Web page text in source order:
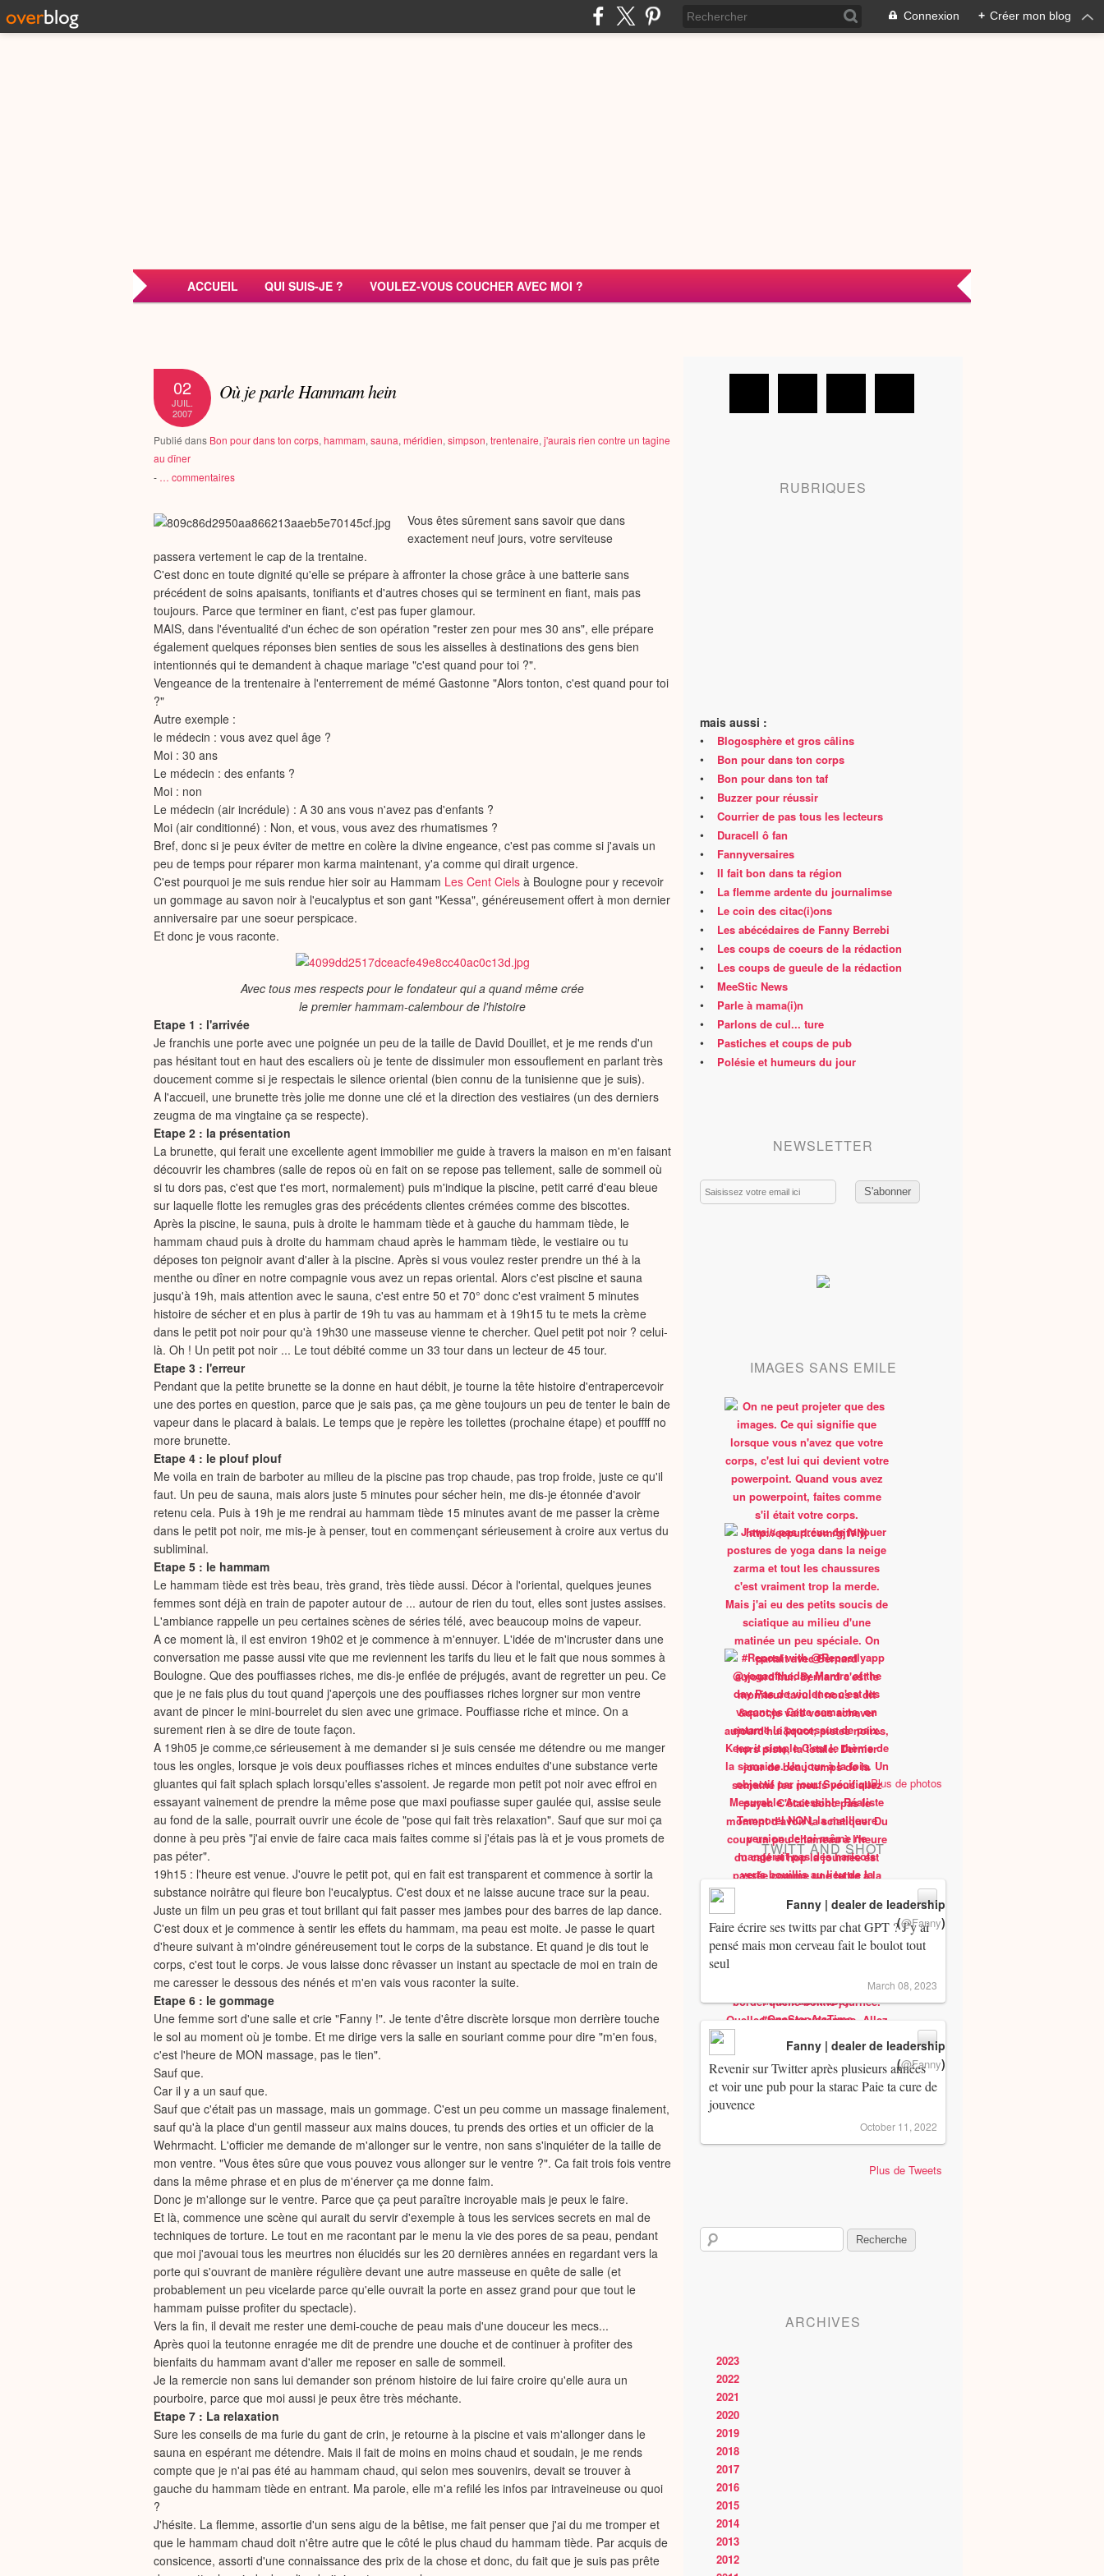
Connexion + Créer mon blog
ACCUEIL QUI SUIS-JE ? VOULEZ-VOUS COUCHER AVEC MOI ?
02
JUIL.
2007
Où je parle Hammam hein
Publié dans Bon pour dans ton corps, hammam, sauna, méridien, simpson, trentenaire, j'aurais rien contre un tagine
au dîner
- … commentaires
Vous êtes sûrement sans savoir que dans
exactement neuf jours, votre serviteuse
passera vertement le cap de la trentaine.
C'est donc en toute dignité qu'elle se prépare à affronter la chose grâce à une batterie sans
précédent de soins apaisants, tonifiants et d'autres choses qui se terminent en fiant, mais pas
toujours. Parce que terminer en fiant, c'est pas fuper glamour.
MAIS, dans l'éventualité d'un échec de son opération "rester zen pour mes 30 ans", elle prépare
également quelques réponses bien senties de sous les aisselles à destinations des gens bien
intentionnés qui te demandent à chaque mariage "c'est quand pour toi ?".
Vengeance de la trentenaire à l'enterrement de mémé Gastonne "Alors tonton, c'est quand pour toi
?"
Autre exemple :
le médecin : vous avez quel âge ?
Moi : 30 ans
Le médecin : des enfants ?
Moi : non
Le médecin (air incrédule) : A 30 ans vous n'avez pas d'enfants ?
Moi (air conditionné) : Non, et vous, vous avez des rhumatismes ?
Bref, donc si je peux éviter de mettre en colère la divine engeance, c'est pas comme si j'avais un
peu de temps pour réparer mon karma maintenant, y'a comme qui dirait urgence.
C'est pourquoi je me suis rendue hier soir au Hammam Les Cent Ciels à Boulogne pour y recevoir
un gommage au savon noir à l'eucalyptus et son gant "Kessa", généreusement offert à mon dernier
anniversaire par une soeur perspicace.
Et donc je vous raconte.
Avec tous mes respects pour le fondateur qui a quand même crée
le premier hammam-calembour de l'histoire
Etape 1 : l'arrivée
Je franchis une porte avec une poignée un peu de la taille de David Douillet, et je me rends d'un
pas hésitant tout en haut des escaliers où je tente de dissimuler mon essouflement en parlant très
doucement comme si je respectais le silence oriental (bien connu de la tunisienne que je suis).
A l'accueil, une brunette très jolie me donne une clé et la direction des vestiaires (un des derniers
zeugma de ma vingtaine ça se respecte).
Etape 2 : la présentation
La brunette, qui ferait une excellente agent immobilier me guide à travers la maison en m'en faisant
découvrir les chambres (salle de repos où en fait on se repose pas tellement, salle de sommeil où
si tu dors pas, c'est que t'es mort, normalement) puis m'indique la piscine, petit carré d'eau bleue
sur laquelle flotte les remugles gras des précédents clientes crémées comme des biscottes.
Après la piscine, le sauna, puis à droite le hammam tiède et à gauche du hammam tiède, le
hammam chaud puis à droite du hammam chaud après le hammam tiède, le vestiaire ou tu
déposes ton peignoir avant d'aller à la piscine. Après si vous voulez rester prendre un thé à la
menthe ou dîner en notre compagnie vous avez un repas oriental. Alors c'est piscine et sauna
jusqu'à 19h, mais attention avec le sauna, c'est entre 50 et 70° donc c'est vraiment 5 minutes
histoire de sécher et en plus à partir de 19h tu vas au hammam et à 19h15 tu te mets la crème
dans le petit pot noir pour qu'à 19h30 une masseuse vienne te chercher. Quel petit pot noir ? celui-
là. Oh ! Un petit pot noir ... Le tout débité comme un 33 tour dans un lecteur de 45 tour.
Etape 3 : l'erreur
Pendant que la petite brunette se la donne en haut débit, je tourne la tête histoire d'entrapercevoir
une des portes en question, parce que je sais pas, ça me gène toujours un peu de tenter le bain de
vapeur dans le placard à balais. Le temps que je repère les toilettes (prochaine étape) et pouffff no
more brunette.
Etape 4 : le plouf plouf
Me voila en train de barboter au milieu de la piscine pas trop chaude, pas trop froide, juste ce qu'il
faut. Un peu de sauna, mais alors juste 5 minutes pour sécher hein, me dis-je étonnée d'avoir
retenu cela. Puis à 19h je me rendrai au hammam tiède 15 minutes avant de me passer la crème
dans le petit pot noir, me mis-je à penser, tout en commençant sérieusement à croire aux vertus du
subliminal.
Etape 5 : le hammam
Le hammam tiède est très beau, très grand, très tiède aussi. Décor à l'oriental, quelques jeunes
femmes sont déjà en train de papoter autour de ... autour de rien du tout, elles sont justes assises.
L'ambiance rappelle un peu certaines scènes de séries télé, avec beaucoup moins de vapeur.
A ce moment là, il est environ 19h02 et je commence à m'ennuyer. L'idée de m'incruster dans une
conversation me passe aussi vite que me reviennent les tarifs du lieu et le fait que nous sommes à
Boulogne. Que des pouffiasses riches, me dis-je enflée de préjugés, avant de regretter un peu. Ce
que je ne fais plus du tout quand j'aperçois une des pouffiasses riches lorgner sur mon ventre
avant de pincer le mini-bourrelet du sien avec une grimace. Pouffiasse riche et mince. On a
surement rien à se dire de toute façon.
A 19h05 je comme,ce sérieusement à me demander si je suis censée me détendre ou me manger
tous les ongles, lorsque je vois deux pouffiasses riches et minces enduites d'une substance verte
gluantes qui fait splach splach lorsqu'elles s'assoient. Je regarde mon petit pot noir avec effroi en
essayant vainement de prendre la même pose que maxi poufiasse super gaulée qui, assise seule
au fond de la salle, pourrait ouvrir une école de "pose qui fait très relaxation". Sauf que sur moi ça
donne à peu près "j'ai envie de faire caca mais faites comme si j'étais pas là et je vous promets de
pas péter".
19h15 : l'heure est venue. J'ouvre le petit pot, qui en fait est transparent et commence à sortir la
substance noirâtre qui fleure bon l'eucalyptus. C'est doux et ne laisse aucune trace sur la peau.
Juste un film un peu gras et tout brillant qui fait passer mes jambes pour des barres de lap dance.
C'est doux et je commence à sentir les effets du hammam, ma peau est moite. Je passe le quart
d'heure suivant à m'oindre généreusement tout le corps de la substance. Et quand je dis tout le
corps, c'est tout le corps. Je vous laisse donc rêvasser un instant au spectacle de moi en train de
me caresser le dessous des nénés et m'en vais vous raconter la suite.
Etape 6 : le gommage
Une femme sort d'une salle et crie "Fanny !". Je tente d'être discrète lorsque mon derrière touche
le sol au moment où je tombe. Et me dirige vers la salle en souriant comme pour dire "m'en fous,
c'est l'heure de MON massage, pas le tien".
Sauf que.
Car il y a un sauf que.
Sauf que c'était pas un massage, mais un gommage. C'est un peu comme un massage finalement,
sauf qu'à la place d'un gentil masseur aux mains douces, tu prends des orties et un officier de la
Wehrmacht. L'officier me demande de m'allonger sur le ventre, non sans s'inquiéter de la taille de
mon ventre. "Vous êtes sûre que vous pouvez vous allonger sur le ventre ?". Ca fait trois fois ventre
dans la même phrase et en plus de m'énerver ça me donne faim.
Donc je m'allonge sur le ventre. Parce que ça peut paraître incroyable mais je peux le faire.
Et là, commence une scène qui aurait du servir d'exemple à tous les services secrets en mal de
techniques de torture. Le tout en me racontant par le menu la vie des pores de sa peau, pendant
que moi j'avouai tous les meurtres non élucidés sur les 20 dernières années en regardant vers la
porte qui s'ouvrant de manière régulière devant une autre masseuse en quête de salle (et
probablement un peu vicelarde parce qu'elle ouvrait la porte en assez grand pour que tout le
hammam puisse profiter du spectacle).
Vers la fin, il devait me rester une demi-couche de peau mais d'une douceur les mecs...
Après quoi la teutonne enragée me dit de prendre une douche et de continuer à profiter des
bienfaits du hammam avant d'aller me reposer en salle de sommeil.
Je la remercie non sans lui demander son prénom histoire de lui faire croire qu'elle aura un
pourboire, parce que moi aussi je peux être très méchante.
Etape 7 : La relaxation
Sure les conseils de ma furie du gant de crin, je retourne à la piscine et vais m'allonger dans le
sauna en espérant me détendre. Mais il fait de moins en moins chaud et soudain, je me rends
compte que je n'ai pas été au hammam chaud, qui selon mes souvenirs, devait se trouver à
gauche du hammam tiède en entrant. Ma parole, elle m'a refilé les infos par intraveineuse ou quoi
?
J'hésite. La flemme, assortie d'un sens aigu de la bêtise, me fait penser que j'ai du me tromper et
que le hammam chaud doit n'être autre que le côté le plus chaud du hammam tiède. Par acquis de
consicence, assorti d'une connaissance des prix de la chose et donc, du fait que je suis pas prête
RUBRIQUES
mais aussi :
• Blogosphère et gros câlins
• Bon pour dans ton corps
• Bon pour dans ton taf
• Buzzer pour réussir
• Courrier de pas tous les lecteurs
• Duracell ô fan
• Fannyversaires
• Il fait bon dans ta région
• La flemme ardente du journalimse
• Le coin des citac(i)ons
• Les abécédaires de Fanny Berrebi
• Les coups de coeurs de la rédaction
• Les coups de gueule de la rédaction
• MeeStic News
• Parle à mama(i)n
• Parlons de cul... ture
• Pastiches et coups de pub
• Polésie et humeurs du jour
NEWSLETTER
Email
IMAGES SANS EMILE
Plus de photos
TWITT AND SHOT
Faire écrire ses twitts par chat GPT ? J’y ai
pensé mais mon cerveau fait le boulot tout
seul
Fanny | dealer de leadership
(@Fanny)
March 08, 2023
Revenir sur Twitter après plusieurs années
et voir une pub pour la starac Paie ta cure de
jouvence
Fanny | dealer de leadership
(@Fanny)
October 11, 2022
Plus de Tweets
ARCHIVES
2023
2022
2021
2020
2019
2018
2017
2016
2015
2014
2013
2012